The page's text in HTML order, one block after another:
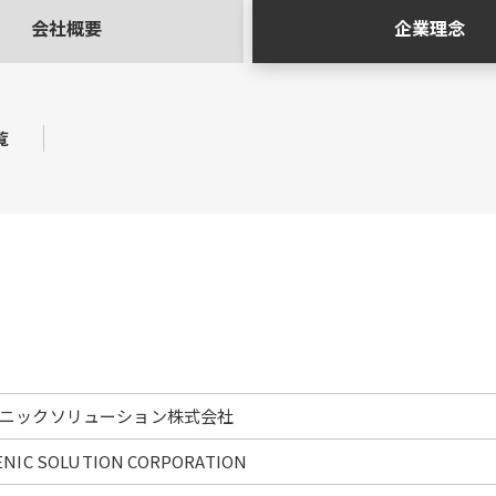
会社概要 企業理念
ックソリューション株式会社
SOLUTION CORPORATION